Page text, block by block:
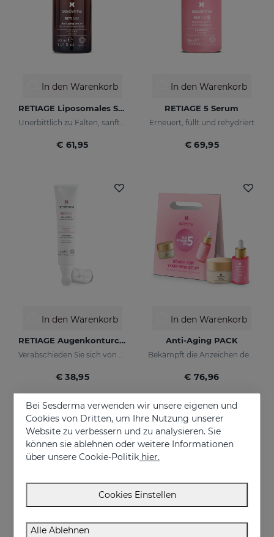
In den Warenkorb
RETIAGE Liposomales Serum
€ 61,95
In den Warenkorb
RETIAGE 5 Serum
Erneuert, füllt und rehydriert
€ 69,95
In den Warenkorb
RETIAGE Augenkonturcreme
Verabschieden Sie sich von Krähenfüßen!
€ 38,95
In den Warenkorb
Anti-Aging PACK
Bekämpft die Anzeichen der Hautalterung
€ 76,96
ONLINE EXKLUSIV
Bei Sesderma verwenden wir unsere eigenen und
Cookies von Dritten, um Ihre Nutzung unserer
Website zu verbessern und zu analysieren. Sie
können sie ablehnen oder weitere Informationen
über unsere Cookie-Politik hier.
Cookies Einstellen
Alle Ablehnen